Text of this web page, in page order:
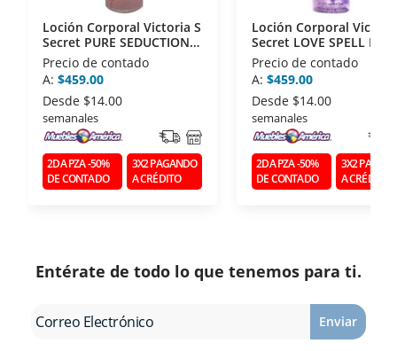
Loción Corporal Victoria S
Secret PURE SEDUCTION
250 Ml
Precio de contado
A: $459.00
Desde $14.00
semanales
2DA PZA -50%
DE CONTADO
3X2 PAGANDO
A CRÉDITO
Loción Corporal
Secret LOVE SPELL
250 Ml
Precio de contado
A: $459.00
Desde $14.00
semanales
2DA PZA -50%
DE CONTADO
3X2
A CRÉDITO
Entérate de todo lo que tenemos para ti.
Enviar